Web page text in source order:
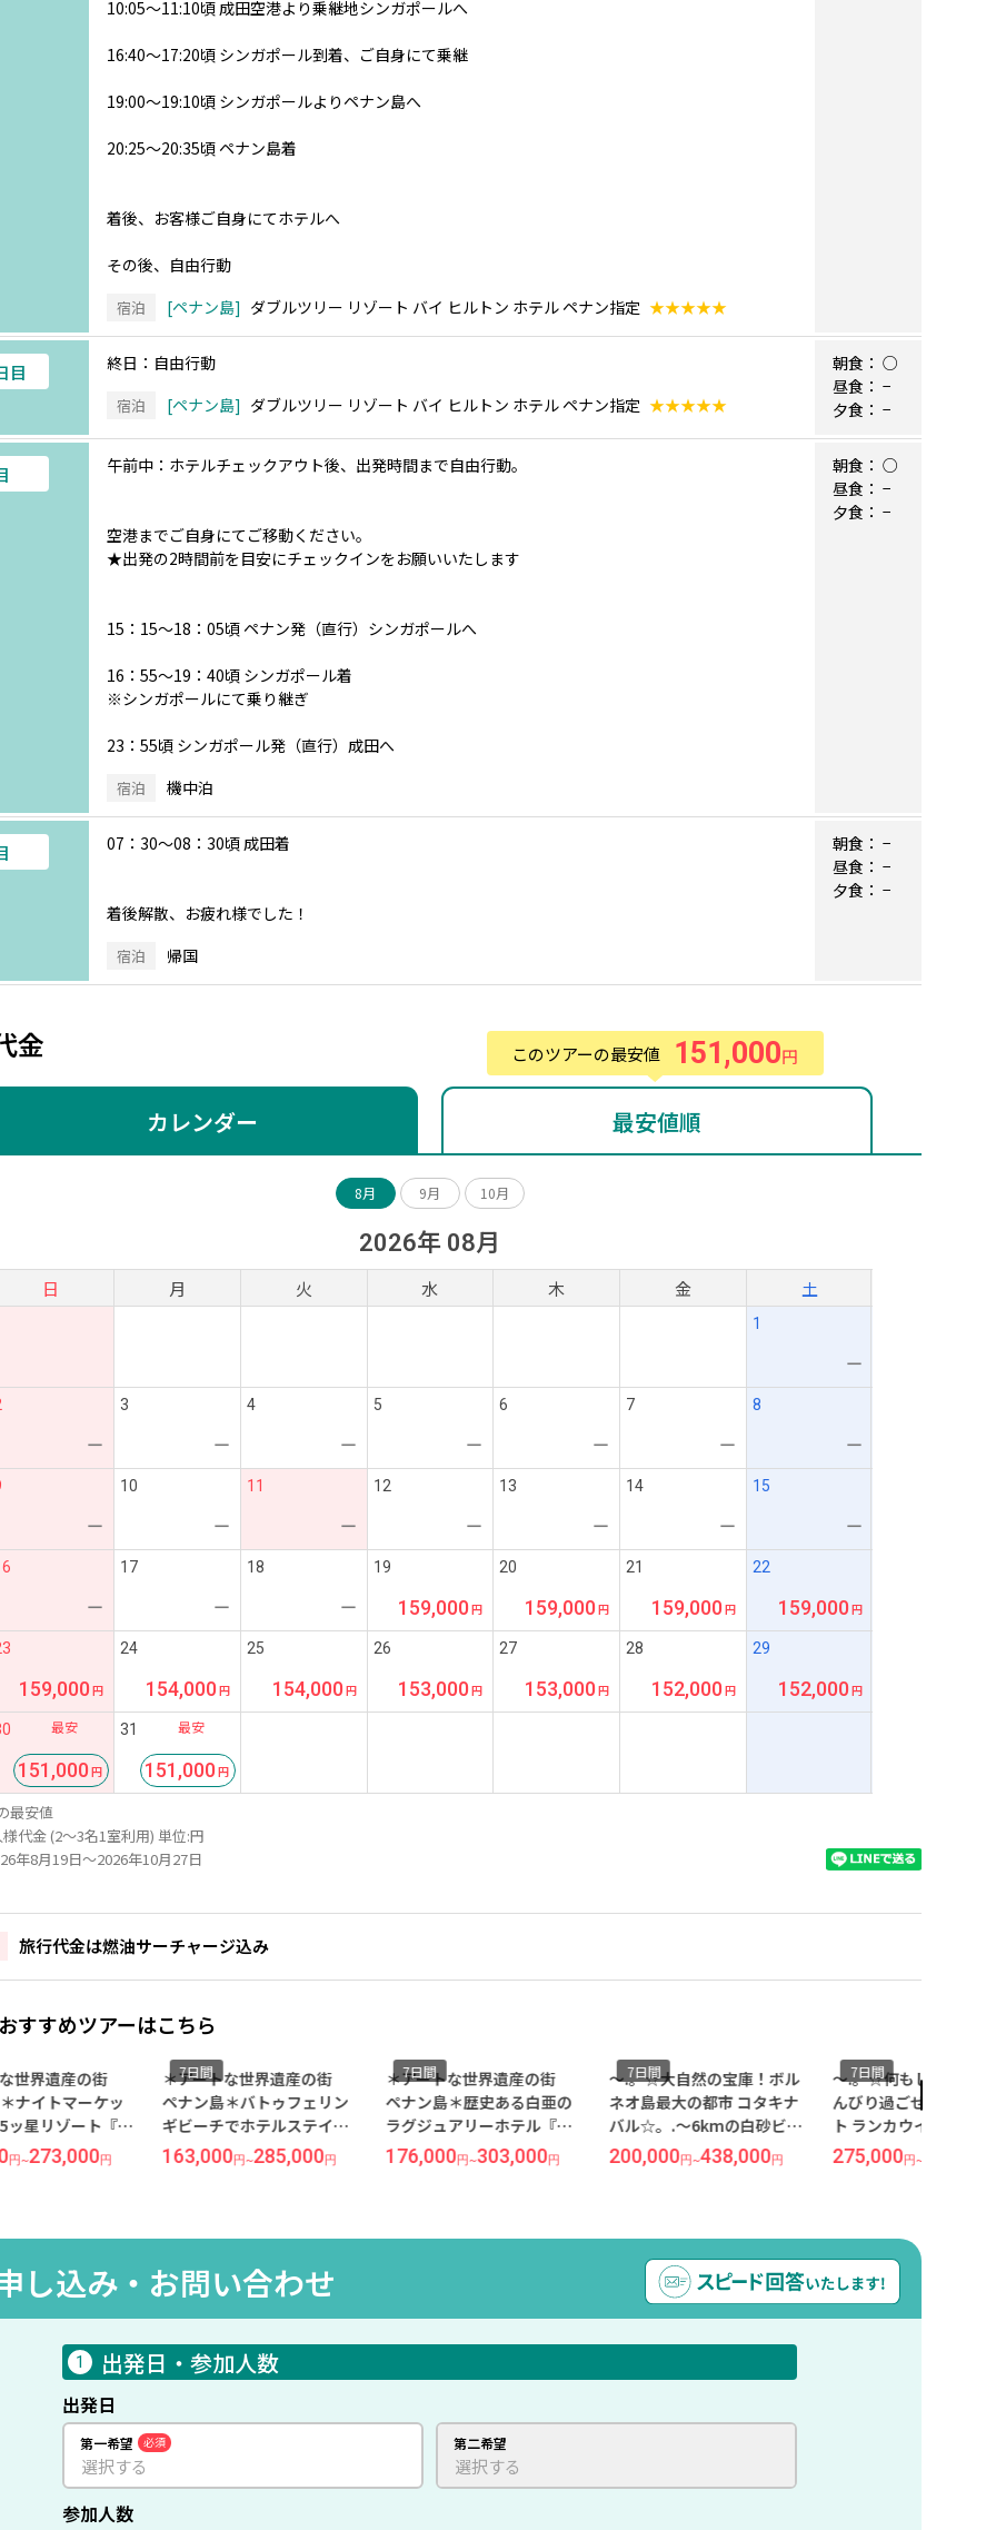
10:05～11:10頃 成田空港より乗継地シンガポールへ
16:40～17:20頃 シンガポール到着、ご自身にて乗継
19:00～19:10頃 シンガポールよりペナン島へ
20:25～20:35頃 ペナン島着
着後、お客様ご自身にてホテルへ
その後、自由行動
宿泊 ペナン島 ダブルツリー リゾート バイ ヒルトン ホテル ペナン指定 ★★★★★
目 終日：自由行動
宿泊 ペナン島 ダブルツリー リゾート バイ ヒルトン ホテル ペナン指定 ★★★★★
朝食： ○
昼食： −
夕食： −
午前中：ホテルチェックアウト後、出発時間まで自由行動。
空港までご自身にてご移動ください。
★出発の2時間前を目安にチェックインをお願いいたします
15：15～18：05頃 ペナン発（直行）シンガポールへ
16：55～19：40頃 シンガポール着
※シンガポールにて乗り継ぎ
23：55頃 シンガポール発（直行）成田へ
宿泊 機中泊
朝食： ○
昼食： −
夕食： −
07：30～08：30頃 成田着
着後解散、お疲れ様でした！
宿泊 帰国
朝食： −
昼食： −
夕食： −
金 このツアーの最安値 151,000円
カレンダー 最安値順
8月 9月 10月
2026年 08月
日 月 火 水 木 金 土
1
ー
ー
3
ー
4
ー
5
ー
6
ー
7
ー
8
ー
ー
10
ー
11
ー
12
ー
13
ー
14
ー
15
ー
ー
17
ー
18
ー
19
159,000
20
159,000
21
159,000
22
159,000
159,000
24
154,000
25
154,000
26
153,000
27
153,000
28
152,000
29
152,000
最安
151,000
31 最安
151,000
最安値
代金 (2～3名1室利用) 単位:円
年8月19日～2026年10月27日
旅行代金は燃油サーチャージ込み
すすめツアーはこちら
世界遺産の街
ナイトマーケッ
ッ星リゾート『パ
ル ペナン』宿泊
発/シンガポール
円~273,000円
＊アートな世界遺産の街
ペナン島＊バトゥフェリン
ギビーチでホテルステイを
心から楽しむ休日━━・・
『シャングリラズ ラサ サヤ
5泊7日間/朝食付き≫
7日間
163,000円~285,000円
＊アートな世界遺産の街
ペナン島＊歴史ある白亜の
ラグジュアリーホテル『イ
ースタン アンド オリエンタ
ル＜プランターズラウンジ
ナン島-ジョージタウン- 5泊
7日間
176,000円~303,000円
～.。☆大自然の宝庫！ボル
ネオ島最大の都市 コタキナ
バル☆。.～6kmの白砂ビー
チが自慢！南国ムードあふ
れる『ネクサス リゾート＆
5泊7日間/朝食付き≫
7日間
200,000円~438,000円
～.。☆何もしない贅
んびり過ごせる穴場リ
ト ランカウイ☆。.～
むほど美しい！優雅で
感のある極上リゾート
利用 5泊7日間/朝食付
7日間
275,000円~
し込み・ お問い合わせ
1 出発日・参加人数
出発日
第一希望 必須 第二希望
参加人数